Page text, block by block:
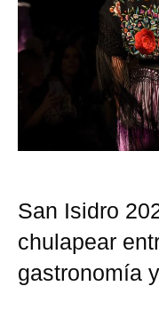
San Isidro
chulapear
gastronomía